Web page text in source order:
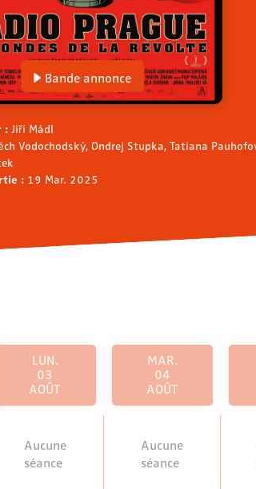
Bande annonce
: Jiří Mádl
Vodochodský, Ondrej Stupka, Tatiana
: 19 Mar. 2025
LUN.
03
AOÛT
Aucune
séance
MAR.
04
AOÛT
Aucune
séance